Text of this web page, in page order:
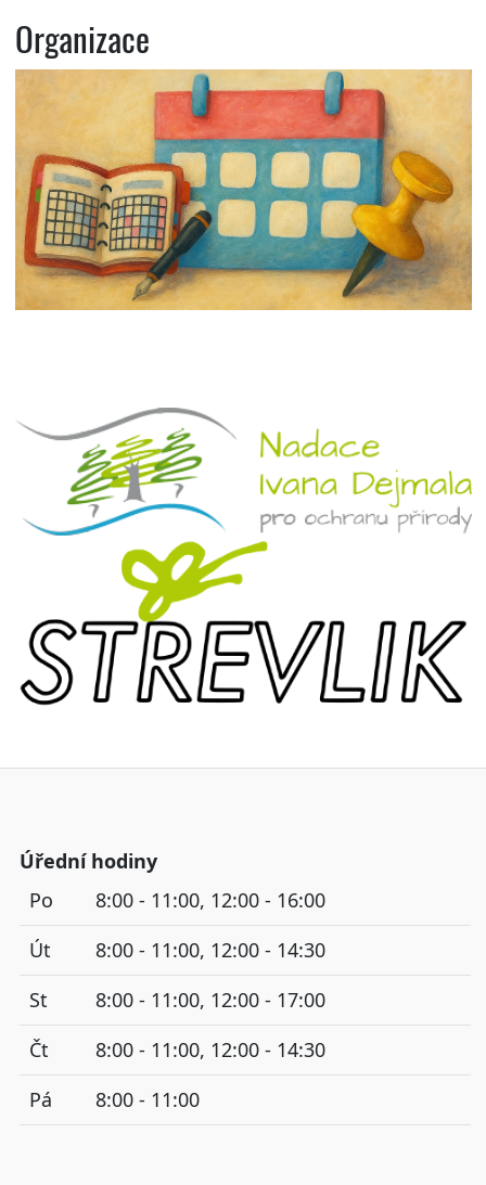
Organizace
Úřední hodiny
Po
8:00 - 11:00, 12:00 - 16:00
Út
8:00 - 11:00, 12:00 - 14:30
St
8:00 - 11:00, 12:00 - 17:00
Čt
8:00 - 11:00, 12:00 - 14:30
Pá
8:00 - 11:00